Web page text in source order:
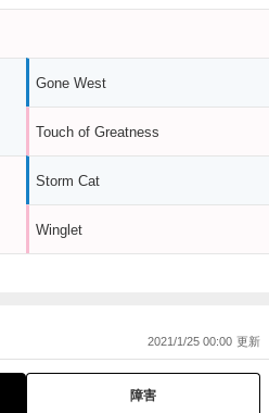
Gone West
Touch of Greatness
Storm Cat
Winglet
2021/1/25 00:00
障害